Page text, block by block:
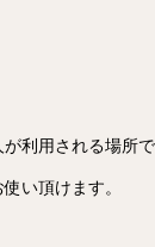
利用される場所
い頂けます。